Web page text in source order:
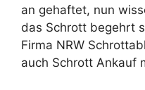
an gehaftet, nun
das Schrott begehrt
Firma NRW
auch Schrott Ankauf